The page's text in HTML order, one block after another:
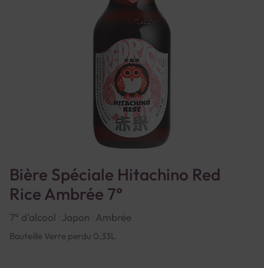
Bière Spéciale Hitachino Red
Rice Ambrée 7°
7° d'alcool Japon Ambrée
Bouteille Verre perdu 0,33L